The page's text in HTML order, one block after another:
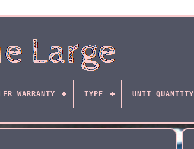
WARRANTY TYPE UNIT QUANTITY